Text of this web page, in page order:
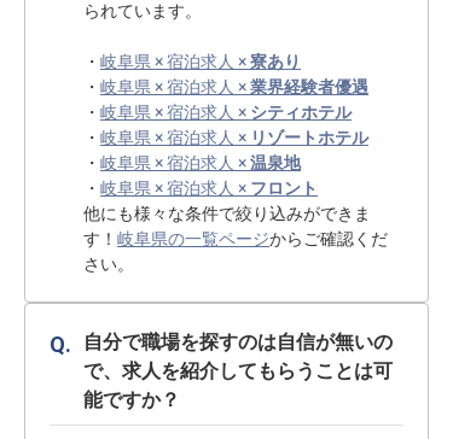
られています。
・ 岐阜県 × 宿泊求人 ×寮あり
・ 岐阜県 × 宿泊求人 ×業界経験者優遇
・ 岐阜県 × 宿泊求人 × シティホテル
・ 岐阜県 × 宿泊求人 × リゾートホテル
・ 岐阜県 × 宿泊求人 ×温泉地
・ 岐阜県 × 宿泊求人 × フロント
他にも様々な条件で絞り込みができま
す！ 岐阜県の一覧ページからご確認くだ
さい。
自分で職場を探すのは自信が無いの
で、求人を紹介してもらうことは可
能ですか？